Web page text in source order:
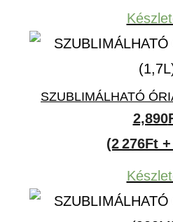
SZUBLIMÁLHATÓ
2,890
(2 276Ft